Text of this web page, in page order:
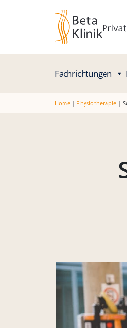
Fachrichtungen
Home| Physiotherapie |